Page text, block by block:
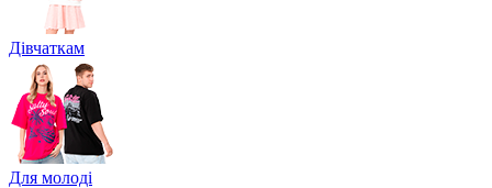
Дівчаткам
Для молоді